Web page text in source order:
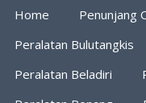
Primary Menu
Home Penunjang
Peralatan Bulutangkis
Peralatan Beladiri